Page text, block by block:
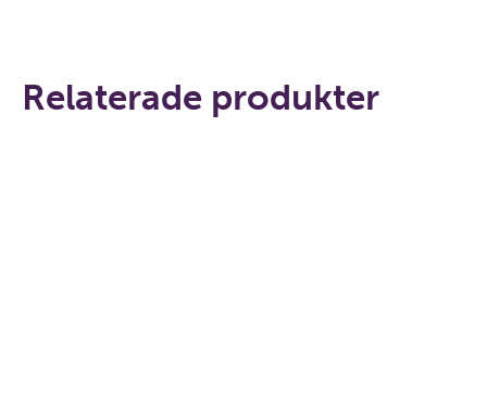
Relaterade produkter